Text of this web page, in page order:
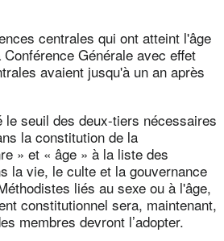
centrales qui ont atteint l'âge
Générale avec effet
avaient jusqu'à un an après
le seuil des deux-tiers nécessaires
la constitution de la
» et « âge » à la liste des
la vie, le culte et la gouvernance
liés au sexe ou à l'âge,
constitutionnel sera, maintenant,
membres devront l’adopter.